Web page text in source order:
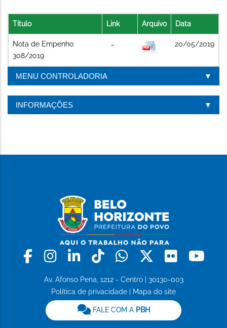
Título Link Arquivo Data
Nota de Empenho
308/2019
20/05/2019
MENU CONTROLADORIA
INFORMAÇÕES
Facebook
Instagram
LinkedinTiktokWhatsapp
X Flickr
Av. Afonso Pena, 1212 - Centro | 30130-003
Política de privacidade
Mapa do site
FALE COM A PBH